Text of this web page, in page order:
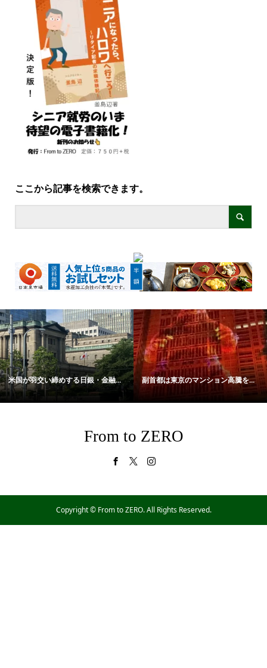
ここから記事を検索できます。
米国が羽交い締めする日銀・金融... 副首都は東京のマンション高騰を...
From to ZERO
Copyright ©From to ZERO. All Rights Reserved.